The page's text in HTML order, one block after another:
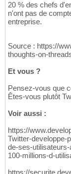
20 % des chefs
n'ont pas de
entreprise.
Source : https://
thoughts-on-
Et vous ?
Pensez-vous que
Êtes-vous plutôt
Voir aussi :
https://
Twitter-developpe-
de-ses-
100-millions-d-